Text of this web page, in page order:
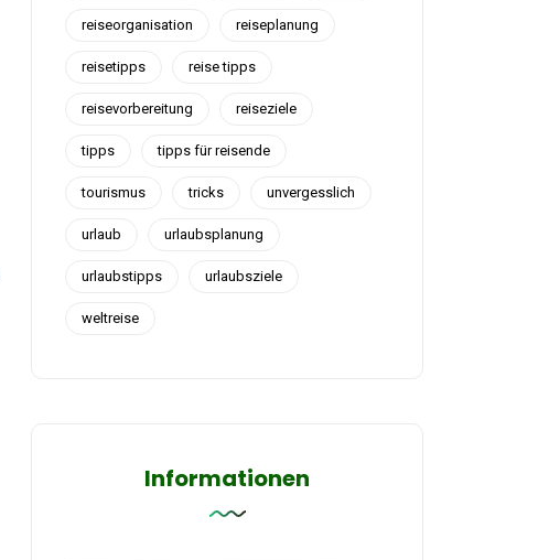
reiseorganisation reiseplanung
reisetipps reise tipps
reisevorbereitung reiseziele
tipps tipps für reisende
tourismus tricks unvergesslich
urlaub urlaubsplanung
urlaubstipps urlaubsziele
weltreise
Informationen